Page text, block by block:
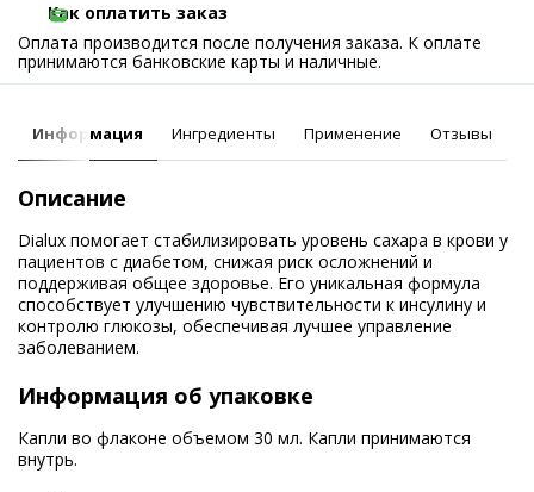
Как оплатить заказ
Оплата производится после получения заказа. К оплате
принимаются банковские карты и наличные.
Информация Ингредиенты Применение Отзывы
Описание
Dialux помогает стабилизировать уровень сахара в крови у
пациентов с диабетом, снижая риск осложнений и
поддерживая общее здоровье. Его уникальная формула
способствует улучшению чувствительности к инсулину и
контролю глюкозы, обеспечивая лучшее управление
заболеванием.
Информация об упаковке
Капли во флаконе объемом 30 мл. Капли принимаются
внутрь.